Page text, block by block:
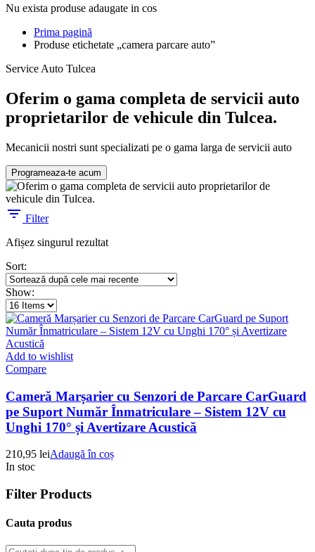
Nu exista produse adaugate in cos
Prima pagină
Produse etichetate „camera parcare auto”
Service Auto Tulcea
Oferim o gama completa de servicii auto
proprietarilor de vehicule din Tulcea.
Mecanicii nostri sunt specializati pe o gama larga de servicii auto
Programeaza-te acum
Filter
Afișez singurul rezultat
Sort:
Show:
Add to wishlist
Compare
Cameră Marșarier cu Senzori de Parcare CarGuard
pe Suport Număr Înmatriculare – Sistem 12V cu
Unghi 170° și Avertizare Acustică
210,95 leiAdaugă în coș
In stoc
Filter Products
Cauta produs